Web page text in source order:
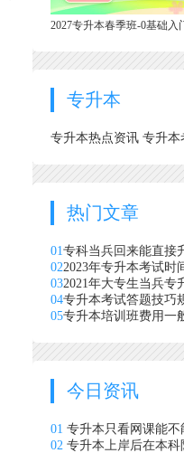
2027专升本春季班-0基础入
专升本
专升本热点资讯 专升本
热门文章
01专科当兵回来能直接
022023年专升本考试时
032021年大专生当兵专
04专升本考试答题技巧
05专升本培训班费用一
今日资讯
01 专升本只看网课能不
02 专升本上岸后在本科